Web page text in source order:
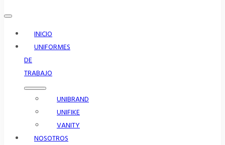
INICIO
UNIFORMES
DE
TRABAJO
UNIBRAND
UNIFIKE
VANITY
NOSOTROS